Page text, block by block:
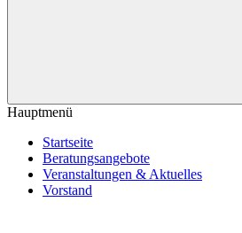
Hauptmenü
Startseite
Beratungsangebote
Veranstaltungen & Aktuelles
Vorstand